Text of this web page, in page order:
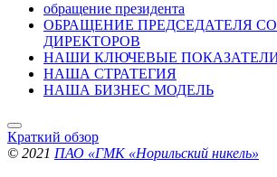
обращение президента
ОБРАЩЕНИЕ ПРЕДСЕДАТЕЛЯ
ДИРЕКТОРОВ
НАШИ КЛЮЧЕВЫЕ
НАША СТРАТЕГИЯ
НАША БИЗНЕС МОДЕЛЬ
Краткий обзор
© 2021 ПАО «ГМК «Норильский никель»